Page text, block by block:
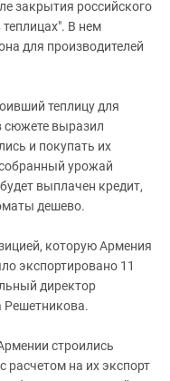
закрытия российского
В нем
для производителей
теплицу для
сюжете выразил
и покупать их
урожай
выплачен кредит,
дешево.
которую Армения
экспортировано 11
директор
Решетникова.
строились
на их экспорт